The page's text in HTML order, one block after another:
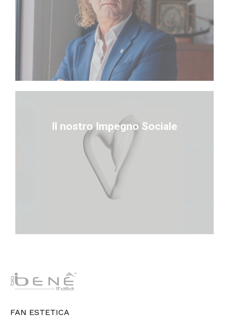
Leadership e Visione
Il nostro fondatore, Fausto Fantacuzzi, guida
l'azienda con oltre 30 anni di esperienza e una
visione innovativa:
- Impegno personale nella definizione delle
Il nostro Impegno Sociale
"Bené Per Te" è la nostra iniziativa benefica, che
riflette il nostro impegno verso la comunità:
- Sostegno alle famiglie bisognose del territorio
- Coinvolgimento di imprenditori di diversi settori
- Promozione di un modello di business etico e
FAN ESTETICA